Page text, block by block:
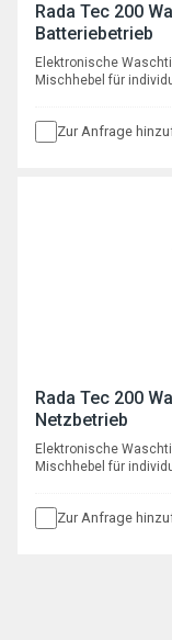
Rada Tec 200
Batteriebetrieb
Elektronische
Mischhebel für
Zur Anfrage
Rada Tec 200
Netzbetrieb
Elektronische
Mischhebel für
Zur Anfrage